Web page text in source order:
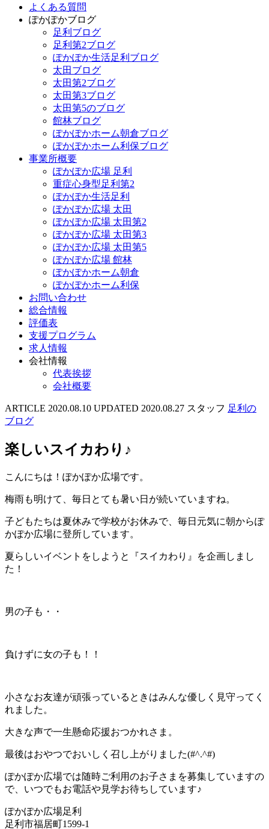
よくある質問
ぽかぽかブログ
足利ブログ
足利第2ブログ
ぽかぽか生活足利ブログ
太田ブログ
太田第2ブログ
太田第3ブログ
太田第5のブログ
館林ブログ
ぽかぽかホーム朝倉ブログ
ぽかぽかホーム利保ブログ
事業所概要
ぽかぽか広場 足利
重症心身型足利第2
ぽかぽか生活足利
ぽかぽか広場 太田
ぽかぽか広場 太田第2
ぽかぽか広場 太田第3
ぽかぽか広場 太田第5
ぽかぽか広場 館林
ぽかぽかホーム朝倉
ぽかぽかホーム利保
お問い合わせ
総合情報
評価表
支援プログラム
求人情報
会社情報
代表挨拶
会社概要
ARTICLE 2020.08.10 UPDATED 2020.08.27 スタッフ 足利の
ブログ
楽しいスイカわり♪
こんにちは！ぽかぽか広場です。
梅雨も明けて、毎日とても暑い日が続いていますね。
子どもたちは夏休みで学校がお休みで、毎日元気に朝からぽ
かぽか広場に登所しています。
夏らしいイベントをしようと『スイカわり』を企画しまし
た！
男の子も・・
負けずに女の子も！！
小さなお友達が頑張っているときはみんな優しく見守ってく
れました。
大きな声で一生懸命応援おつかれさま。
最後はおやつでおいしく召し上がりました(#^.^#)
ぽかぽか広場では随時ご利用のお子さまを募集していますの
で、いつでもお電話や見学お待ちしています♪
ぽかぽか広場足利
足利市福居町1599-1